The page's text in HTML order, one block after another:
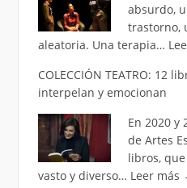
absurdo,
trastorno,
aleatoria. Una terapia…
COLECCIÓN TEATRO: 12
interpelan y emocionan
En 2020 y
de Artes
libros,
vasto y diverso… Leer más